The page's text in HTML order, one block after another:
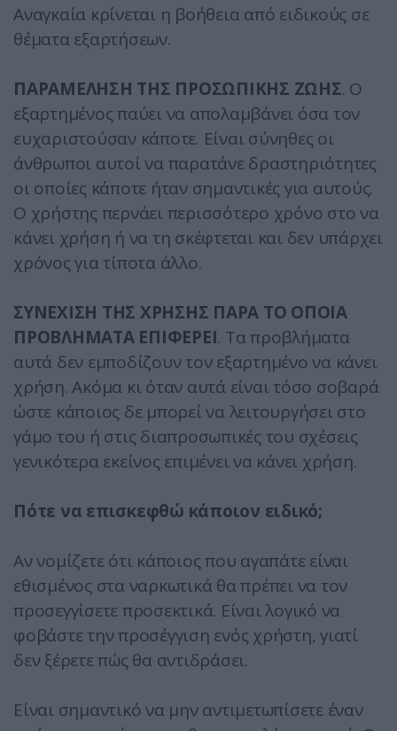
Αναγκαία κρίνεται η βοήθεια από ειδικούς σε
θέματα εξαρτήσεων.
ΠΑΡΑΜΕΛΗΣΗ ΤΗΣ ΠΡΟΣΩΠΙΚΗΣ ΖΩΗΣ. Ο
εξαρτημένος παύει να απολαμβάνει όσα τον
ευχαριστούσαν κάποτε. Είναι σύνηθες οι
άνθρωποι αυτοί να παρατάνε δραστηριότητες
οι οποίες κάποτε ήταν σημαντικές για αυτούς.
Ο χρήστης περνάει περισσότερο χρόνο στο να
κάνει χρήση ή να τη σκέφτεται και δεν υπάρχει
χρόνος για τίποτα άλλο.
ΣΥΝΕΧΙΣΗ ΤΗΣ ΧΡΗΣΗΣ ΠΑΡΑ ΤΟ ΟΠΟΙΑ
ΠΡΟΒΛΗΜΑΤΑ ΕΠΙΦΕΡΕΙ. Τα προβλήματα
αυτά δεν εμποδίζουν τον εξαρτημένο να κάνει
χρήση. Ακόμα κι όταν αυτά είναι τόσο σοβαρά
ώστε κάποιος δε μπορεί να λειτουργήσει στο
γάμο του ή στις διαπροσωπικές του σχέσεις
γενικότερα εκείνος επιμένει να κάνει χρήση.
Πότε να επισκεφθώ κάποιον ειδικό;
Αν νομίζετε ότι κάποιος που αγαπάτε είναι
εθισμένος στα ναρκωτικά θα πρέπει να τον
προσεγγίσετε προσεκτικά. Είναι λογικό να
φοβάστε την προσέγγιση ενός χρήστη, γιατί
δεν ξέρετε πώς θα αντιδράσει.
Είναι σημαντικό να μην αντιμετωπίσετε έναν